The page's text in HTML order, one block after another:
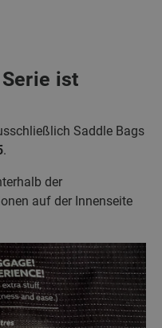
ist
Saddle Bags
.
der
auf der Innenseite